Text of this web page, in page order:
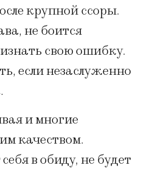
крупной ссоры.
не боится
свою ошибку.
если незаслуженно
и многие
качеством.
в обиду, не будет